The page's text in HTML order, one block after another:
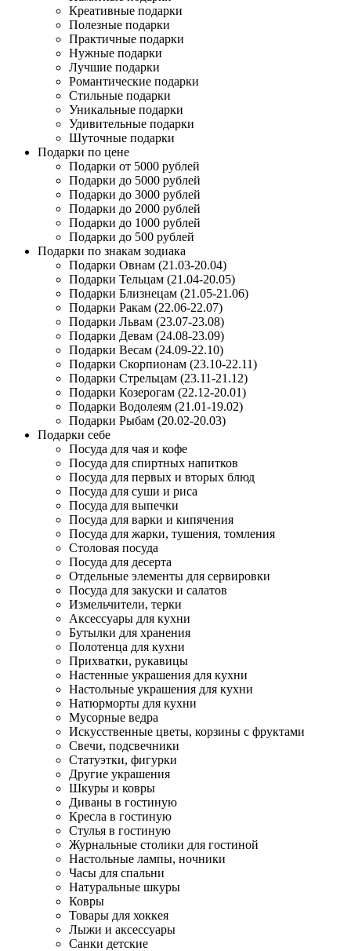
Креативные подарки
Полезные подарки
Практичные подарки
Нужные подарки
Лучшие подарки
Романтические подарки
Стильные подарки
Уникальные подарки
Удивительные подарки
Шуточные подарки
Подарки по цене
Подарки от 5000 рублей
Подарки до 5000 рублей
Подарки до 3000 рублей
Подарки до 2000 рублей
Подарки до 1000 рублей
Подарки до 500 рублей
Подарки по знакам зодиака
Подарки Овнам (21.03-20.04)
Подарки Тельцам (21.04-20.05)
Подарки Близнецам (21.05-21.06)
Подарки Ракам (22.06-22.07)
Подарки Львам (23.07-23.08)
Подарки Девам (24.08-23.09)
Подарки Весам (24.09-22.10)
Подарки Скорпионам (23.10-22.11)
Подарки Стрельцам (23.11-21.12)
Подарки Козерогам (22.12-20.01)
Подарки Водолеям (21.01-19.02)
Подарки Рыбам (20.02-20.03)
Подарки себе
Посуда для чая и кофе
Посуда для спиртных напитков
Посуда для первых и вторых блюд
Посуда для суши и риса
Посуда для выпечки
Посуда для варки и кипячения
Посуда для жарки, тушения, томления
Столовая посуда
Посуда для десерта
Отдельные элементы для сервировки
Посуда для закуски и салатов
Измельчители, терки
Аксессуары для кухни
Бутылки для хранения
Полотенца для кухни
Прихватки, рукавицы
Настенные украшения для кухни
Настольные украшения для кухни
Натюрморты для кухни
Мусорные ведра
Искусственные цветы, корзины с фруктами
Свечи, подсвечники
Статуэтки, фигурки
Другие украшения
Шкуры и ковры
Диваны в гостиную
Кресла в гостиную
Стулья в гостиную
Журнальные столики для гостиной
Настольные лампы, ночники
Часы для спальни
Натуральные шкуры
Ковры
Товары для хоккея
Лыжи и аксессуары
Санки детские